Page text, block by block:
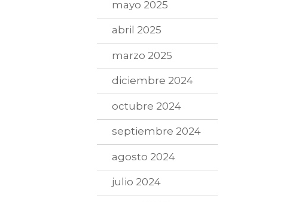
mayo 2025
abril 2025
marzo 2025
diciembre 2024
octubre 2024
septiembre 2024
agosto 2024
julio 2024